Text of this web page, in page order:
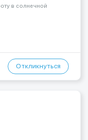
в солнечной
тебя! 🔹
Откликнуться